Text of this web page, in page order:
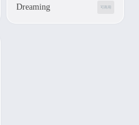
Dreaming 可商用